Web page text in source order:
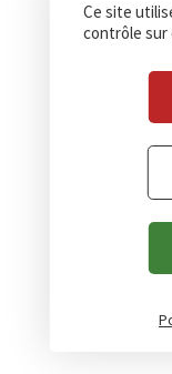
Ce site
contrôle sur